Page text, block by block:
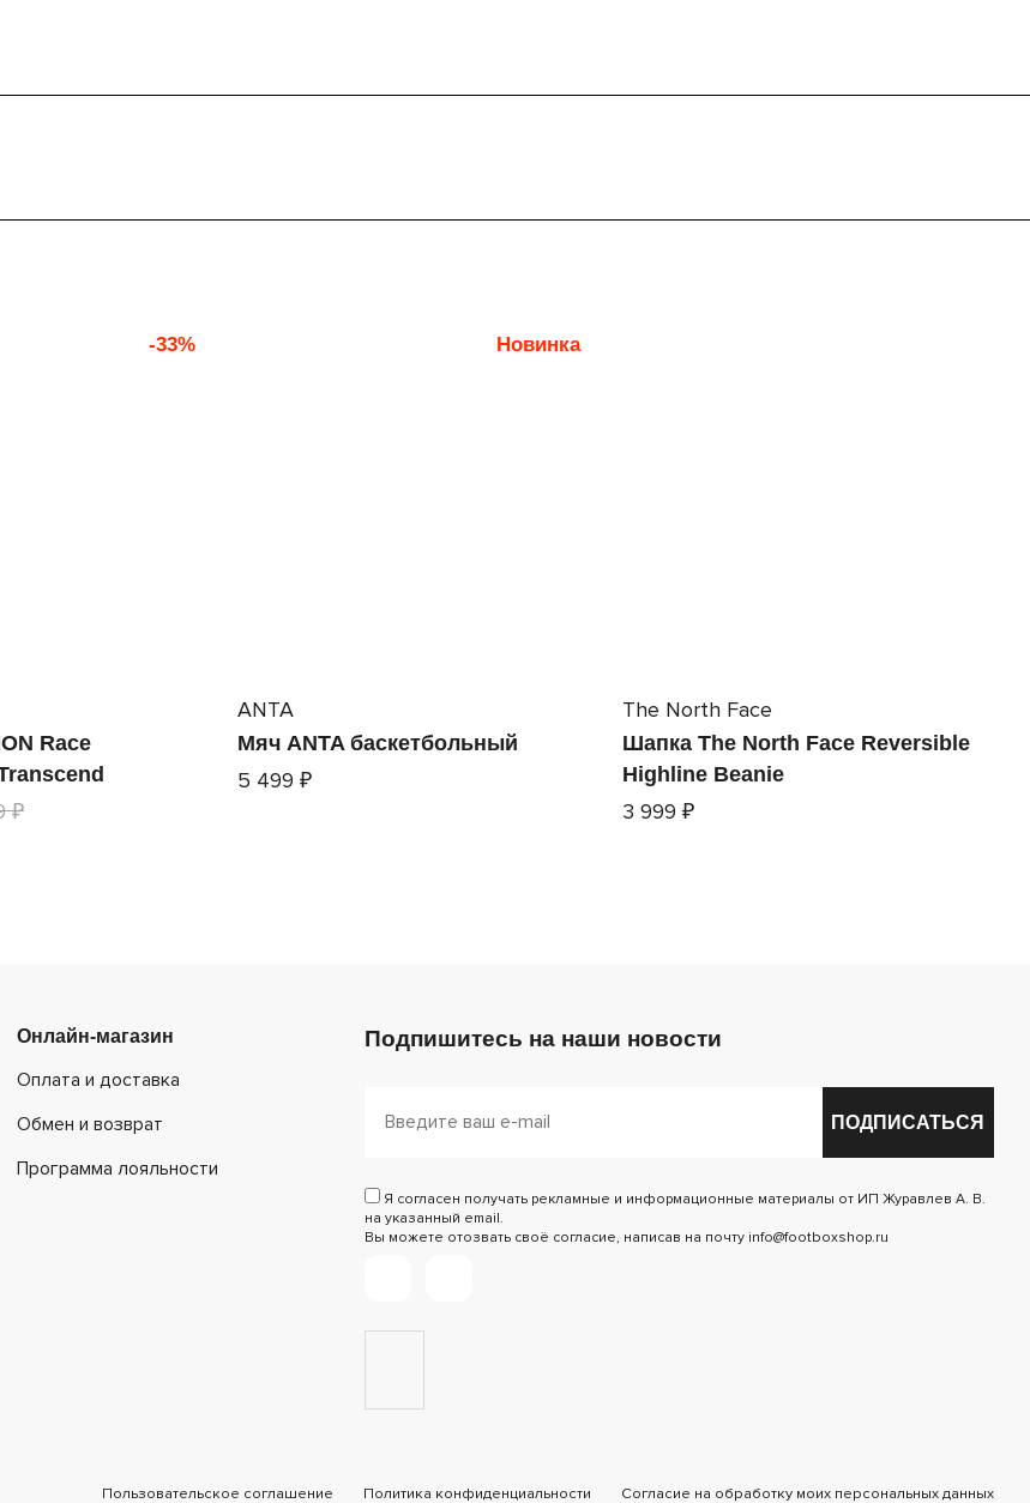
-33%
Race
₽
Новинка
ANTA
Мяч ANTA баскетбольный
5 499 ₽
The North Face
Шапка The North Face Reversible
Highline Beanie
3 999 ₽
Онлайн-магазин
Оплата и доставка
Обмен и возврат
Программа лояльности
Подпишитесь на наши новости
ПОДПИСАТЬСЯ
Я согласен получать рекламные и информационные материалы от ИП Журавлев А. В.
на указанный email.
Вы можете отозвать своё согласие, написав на почту info@footboxshop.ru
Пользовательское соглашение Политика конфиденциальности Согласие на обработку моих персональных данных